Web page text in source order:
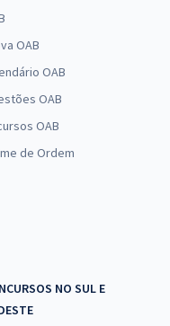
OAB
OAB
OAB
OAB
de Ordem
NO SUL E